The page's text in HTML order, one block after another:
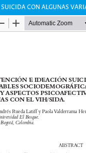
CON ALGUNAS